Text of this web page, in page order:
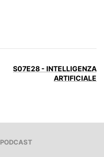
S07E28 - INTELLIGENZA
ARTIFICIALE
PODCAST